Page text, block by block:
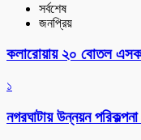
সর্বশেষ
জনপ্রিয়
কলারোয়ায় ২০ বোতল
১
নগরঘাটায় উন্নয়ন